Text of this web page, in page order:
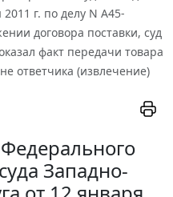
г. по делу N А45-
договора поставки, суд
факт передачи товара
ответчика (извлечение)
Западно-